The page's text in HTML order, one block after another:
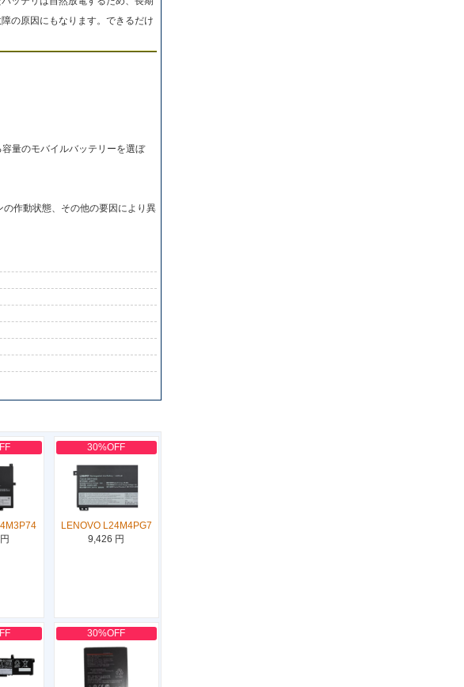
の原因にもなります。できるだけ
量のモバイルバッテリーを選ぼ
作動状態、その他の要因により異
30%OFF
LENOVO L24M4PG7
9,426 円
30%OFF